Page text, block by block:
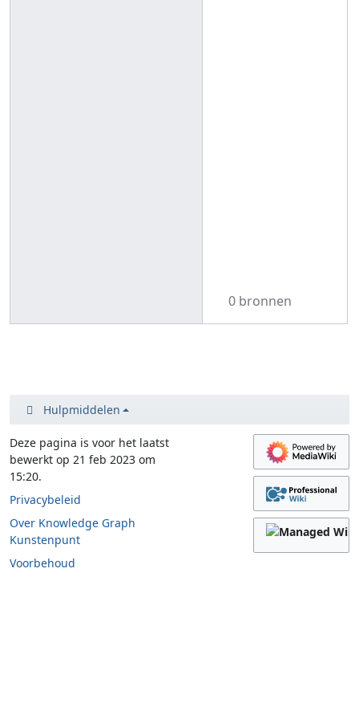
0 bronnen
Hulpmiddelen
Deze pagina is voor het laatst
bewerkt op 21 feb 2023 om
15:20.
Privacybeleid
Over Knowledge Graph
Kunstenpunt
Voorbehoud